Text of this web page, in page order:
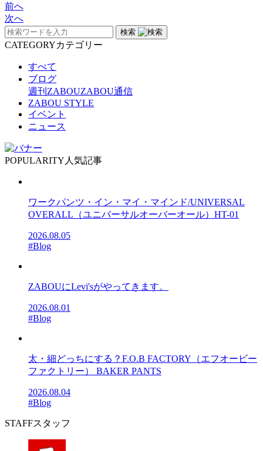
前へ
次へ
検索
CATEGORYカテゴリー
すべて
ブログ
週刊ZABOUZABOU通信
ZABOU STYLE
イベント
ニュース
POPULARITY 人気記事
ワークパンツ・イン・マイ・マインド/UNIVERSAL
OVERALL（ユニバーサルオーバーオール）HT-01
2026.08.05
#Blog
ZABOUにLevi'sがやってきます。
2026.08.01
#Blog
太・細どっちにする？F.O.B FACTORY（エフオービー
ファクトリー） BAKER PANTS
2026.08.04
#Blog
STAFFスタッフ